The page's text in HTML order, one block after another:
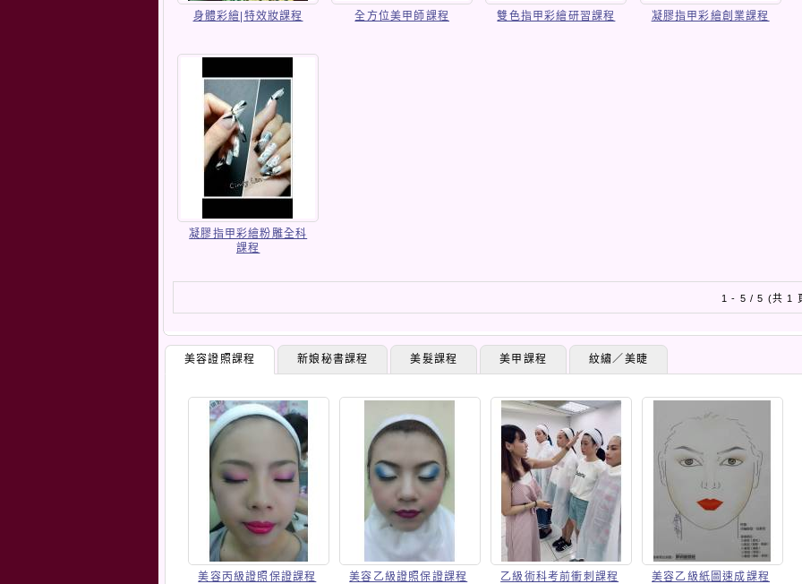
身體彩繪|特效妝課程 全方位美甲師課程 雙色指甲彩繪研習課程 凝膠指甲彩繪創業課程
凝膠指甲彩繪粉雕全科
課程
1 - 5 / 5 (共 1
美容證照課程 新娘秘書課程 美髮課程 美甲課程 紋繡／美睫
美容丙級證照保證課程 美容乙級證照保證課程 乙級術科考前衝刺課程 美容乙級紙圖速成課程